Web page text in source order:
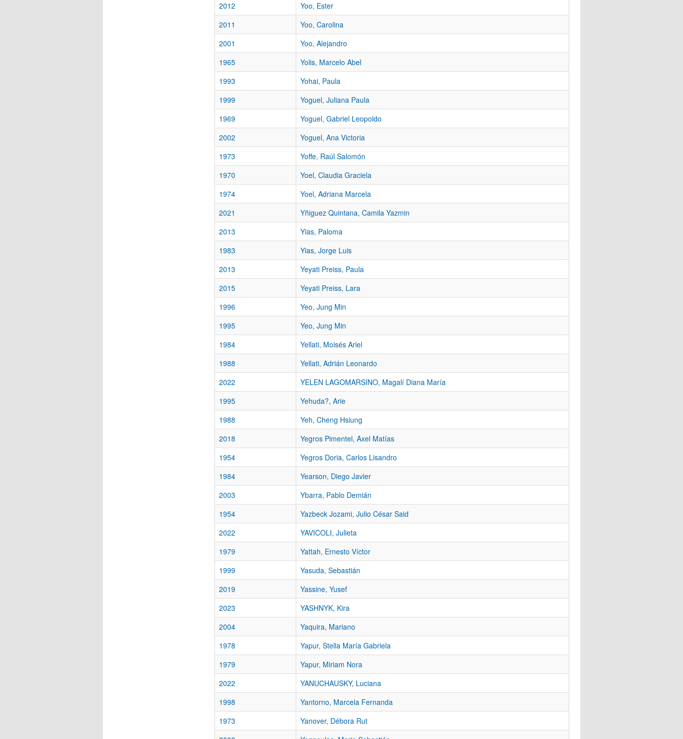
2012
Yoo, Ester
2011
Yoo, Carolina
2001
Yoo, Alejandro
1965
Yolis, Marcelo Abel
1993
Yohai, Paula
1999
Yoguel, Juliana Paula
1969
Yoguel, Gabriel Leopoldo
2002
Yoguel, Ana Victoria
1973
Yoffe, Raúl Salomón
1970
Yoel, Claudia Graciela
1974
Yoel, Adriana Marcela
2021
Yñiguez Quintana, Camila Yazmin
2013
Yias, Paloma
1983
Yias, Jorge Luis
2013
Yeyati Preiss, Paula
2015
Yeyati Preiss, Lara
1996
Yeo, Jung Min
1995
Yeo, Jung Min
1984
Yellati, Moisés Ariel
1988
Yellati, Adrián Leonardo
2022
YELEN LAGOMARSINO, Magalí Diana María
1995
Yehuda?, Arie
1988
Yeh, Cheng Hsiung
2018
Yegros Pimentel, Axel Matías
1954
Yegros Doria, Carlos Lisandro
1984
Yearson, Diego Javier
2003
Ybarra, Pablo Demián
1954
Yazbeck Jozami, Julio César Said
2022
YAVICOLI, Julieta
1979
Yattah, Ernesto Víctor
1999
Yasuda, Sebastián
2019
Yassine, Yusef
2023
YASHNYK, Kira
2004
Yaquira, Mariano
1978
Yapur, Stella María Gabriela
1979
Yapur, Miriam Nora
2022
YANUCHAUSKY, Luciana
1998
Yantorno, Marcela Fernanda
1973
Yanover, Débora Rut